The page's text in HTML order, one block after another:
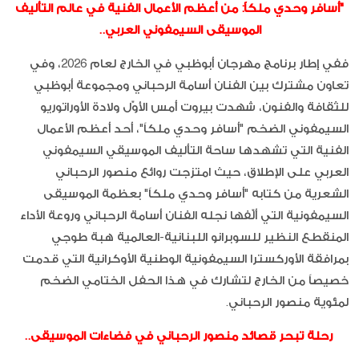
"أسافر وحدي ملكاً: من أعظم الأعمال الفنية في عالم التأليف
الموسيقى السيمفوني العربي..
ففي إطار برنامج مهرجان أبوظبي في الخارج لعام 2026، وفي
تعاون مشترك بين الفنان أسامة الرحباني ومجموعة أبوظبي
للثقافة والفنون، شهدت بيروت أمس الأوّل ولادة الأوراتوريو
السيمفوني الضخم "أسافر وحدي ملكاً"، أحد أعظم الأعمال
الفنية التي تشهدها ساحة التأليف الموسيقي السيمفوني
العربي على الإطلاق، حيث امتزجت روائع منصور الرحباني
الشعرية من كتابه "أسافر وحدي ملكاً" بعظمة الموسيقى
السيمفونية التي ألّفها نجله الفنان أسامة الرحباني وروعة الأداء
المنقطع النظير للسوبرانو اللبنانية-العالمية هبة طوجي
بمرافقة الأوركسترا السيمفونية الوطنية الأوكرانية التي قدمت
خصيصاً من الخارج لتشارك في هذا الحفل الختامي الضخم
لمئوية منصور الرحباني.
رحلة تبحر قصائد منصور الرحباني في فضاءات الموسيقى..